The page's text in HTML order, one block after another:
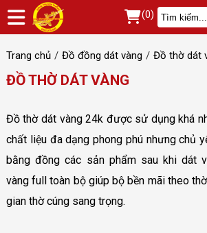
(0)
Trang chủ Đồ đồng dát vàng Đồ thờ dát
ĐỒ THỜ DÁT VÀNG
Đồ thờ dát vàng 24k được sử dụng khá
chất liệu đa dạng phong phú nhưng chủ
bằng đồng các sản phẩm sau khi dát
vàng full toàn bộ giúp bộ bền mãi theo
gian thờ cúng sang trọng.